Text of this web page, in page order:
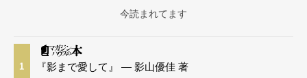
今読まれてます
1 『影まで愛して』 — 影山優佳 著